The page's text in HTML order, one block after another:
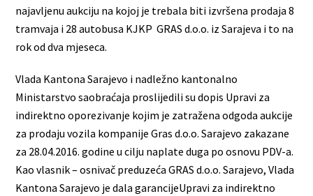
najavljenu aukciju na kojoj je trebala biti izvršena prodaja 8
tramvaja i 28 autobusa KJKP GRAS d.o.o. iz Sarajeva i to na
rok od dva mjeseca.
Vlada Kantona Sarajevo i nadležno kantonalno
Ministarstvo saobraćaja proslijedili su dopis Upravi za
indirektno oporezivanje kojim je zatražena odgoda aukcije
za prodaju vozila kompanije Gras d.o.o. Sarajevo zakazane
za 28.04.2016. godine u cilju naplate duga po osnovu PDV-a.
Kao vlasnik – osnivač preduzeća GRAS d.o.o. Sarajevo, Vlada
Kantona Sarajevo je dala garancijeUpravi za indirektno